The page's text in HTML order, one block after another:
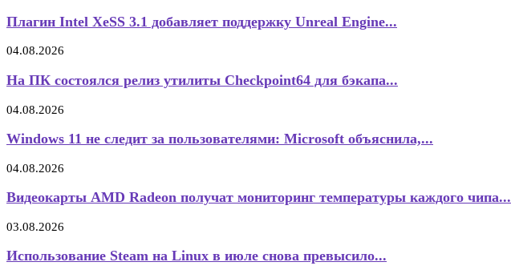
Плагин Intel XeSS 3.1 добавляет поддержку Unreal Engine...
04.08.2026
На ПК состоялся релиз утилиты Checkpoint64 для бэкапа...
04.08.2026
Windows 11 не следит за пользователями: Microsoft объяснила,...
04.08.2026
Видеокарты AMD Radeon получат мониторинг температуры каждого чипа...
03.08.2026
Использование Steam на Linux в июле снова превысило...